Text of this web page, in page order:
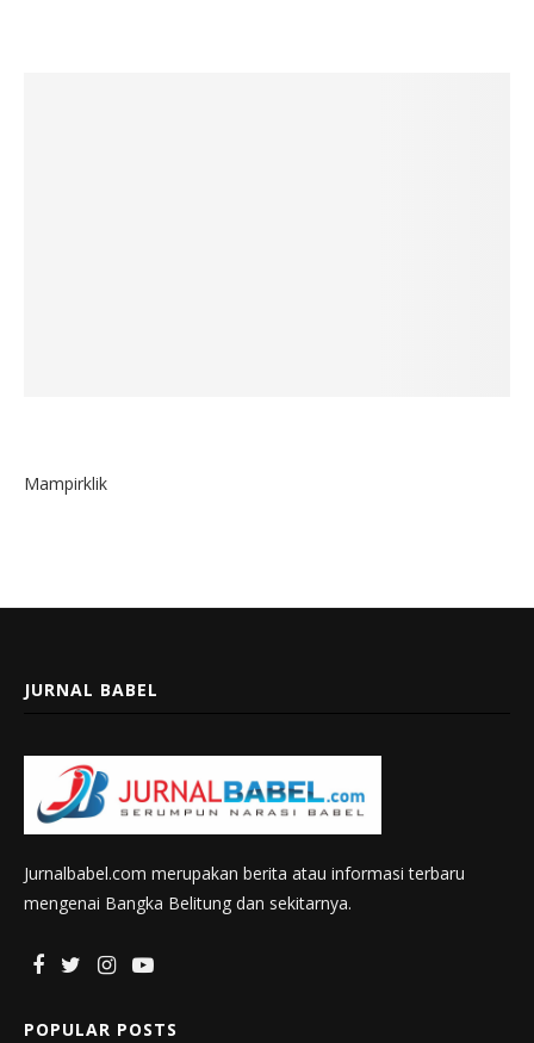
Mampirklik
JURNAL BABEL
Jurnalbabel.com merupakan berita atau informasi terbaru
mengenai Bangka Belitung dan sekitarnya.
POPULAR POSTS